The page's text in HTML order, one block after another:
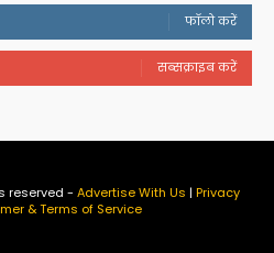
फॉलो करें
सब्सक्राइब करें
reserved - Advertise With Us | Privacy
& Terms of Service